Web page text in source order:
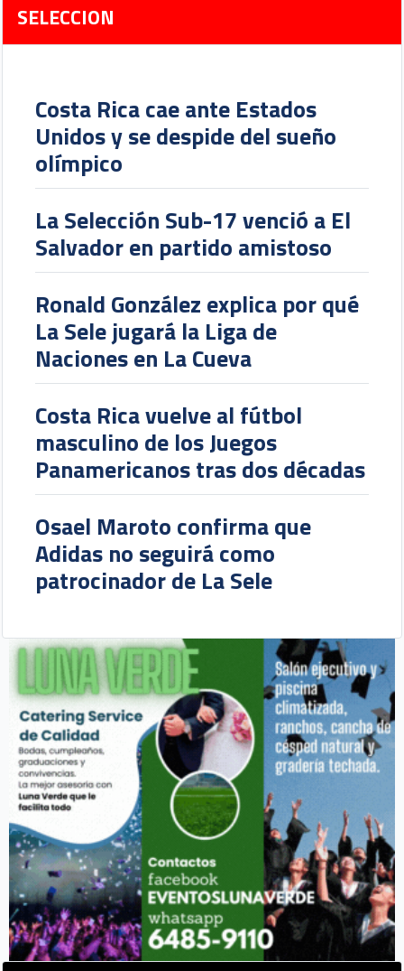
SELECCION
Costa Rica cae ante Estados
Unidos y se despide del sueño
olímpico
La Selección Sub-17 venció a El
Salvador en partido amistoso
Ronald González explica por qué
La Sele jugará la Liga de
Naciones en La Cueva
Costa Rica vuelve al fútbol
masculino de los Juegos
Panamericanos tras dos décadas
Osael Maroto confirma que
Adidas no seguirá como
patrocinador de La Sele